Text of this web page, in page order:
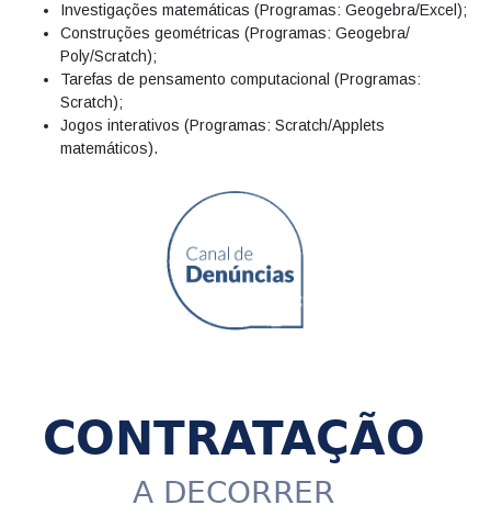
Investigações matemáticas (Programas: Geogebra/Excel);
Construções geométricas (Programas: Geogebra/
Poly/Scratch);
Tarefas de pensamento computacional (Programas:
Scratch);
Jogos interativos (Programas: Scratch/Applets
matemáticos).